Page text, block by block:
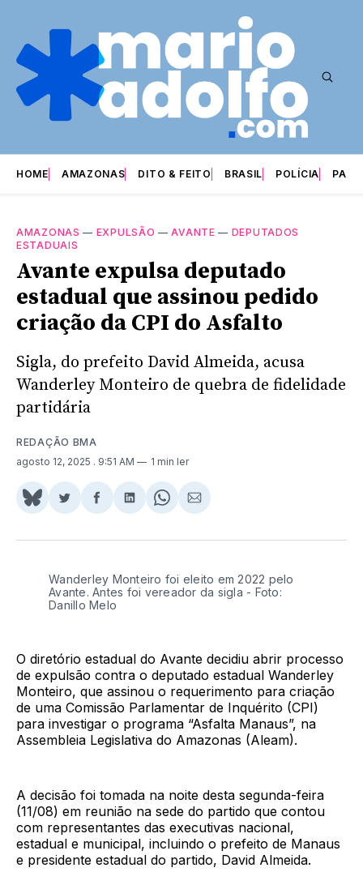
HOME AMAZONAS DITO & FEITO BRASIL POLÍCIA
AMAZONAS — EXPULSÃO —AVANTE — DEPUTADOS
ESTADUAIS
Avante expulsa deputado
estadual que assinou pedido
criação da CPI do Asfalto
Sigla, do prefeito David Almeida, acusa
Wanderley Monteiro de quebra de fidelidade
partidária
REDAÇÃO BMA
agosto 12, 2025 . 9:51 AM 1 min ler
Share
BlueSky
Compartilhar
Twitter
Compartilhar
Facebook
Compartilhar
LinkedIn
Share
WhatsApp
Compartilhar
Email
Wanderley Monteiro foi eleito em 2022 pelo
Avante. Antes foi vereador da sigla - Foto:
Danillo Melo
O diretório estadual do Avante decidiu abrir processo
de expulsão contra o deputado estadual Wanderley
Monteiro, que assinou o requerimento para criação
de uma Comissão Parlamentar de Inquérito (CPI)
para investigar o programa “Asfalta Manaus”, na
Assembleia Legislativa do Amazonas (Aleam).
A decisão foi tomada na noite desta segunda-feira
(11/08) em reunião na sede do partido que contou
com representantes das executivas nacional,
estadual e municipal, incluindo o prefeito de Manaus
e presidente estadual do partido, David Almeida.